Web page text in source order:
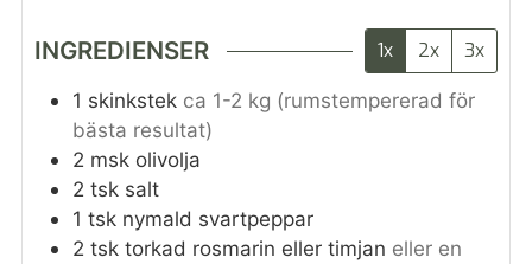
INGREDIENSER 1x 2x 3x
1 skinkstek ca 1-2 kg (rumstempererad för
bästa resultat)
2 msk olivolja
2 tsk salt
1 tsk nymald svartpeppar
2 tsktorkad rosmarin eller timjan eller en